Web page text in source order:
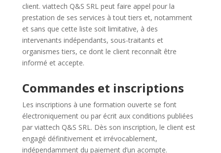
client. viattech Q&S SRL peut faire appel pour la
prestation de ses services à tout tiers et, notamment
et sans que cette liste soit limitative, à des
intervenants indépendants, sous-traitants et
organismes tiers, ce dont le client reconnaît être
informé et accepte.
Commandes et inscriptions
Les inscriptions à une formation ouverte se font
électroniquement ou par écrit aux conditions publiées
par viattech Q&S SRL. Dès son inscription, le client est
engagé définitivement et irrévocablement,
indépendamment du paiement d’un acompte.